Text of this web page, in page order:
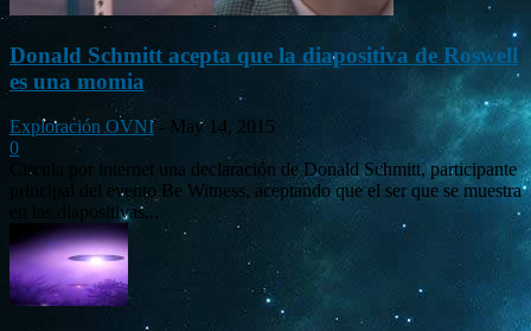
Donald Schmitt acepta que la diapositiva de Roswell
es una momia
Exploración OVNI - May 14, 2015
0
Circula por internet una declaración de Donald Schmitt, participante
principal del evento Be Witness, aceptando que el ser que se muestra
en las diapositivas...